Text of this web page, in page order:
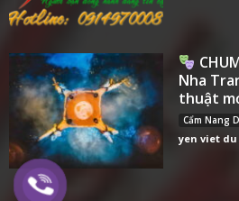
Nha
thuật
Cẩm Nang
yen viet